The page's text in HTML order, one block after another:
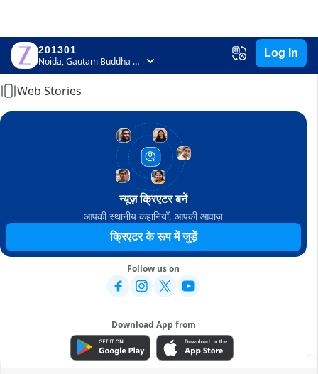
201301
Noida, Gautam Buddha Nagar, Uttar Pradesh
Log In
Home
Web Stories
न्यूज़ क्रिएटर बनें
आपकी स्थानीय कहानियाँ, आपकी आवाज़
क्रिएटर के रूप में जुड़ें
Follow us on
Download App from
ADVERTISEMENT